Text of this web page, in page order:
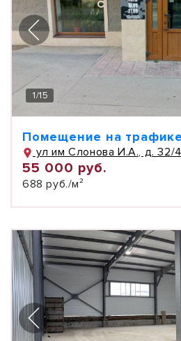
1/15
Помещение на
ул им Слонова И.А., д. 32/
55 000 руб.
688 руб./м²